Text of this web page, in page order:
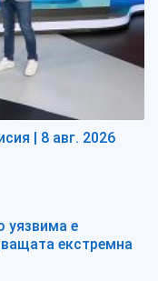
| 8 авг. 2026
уязвима е
екстремна